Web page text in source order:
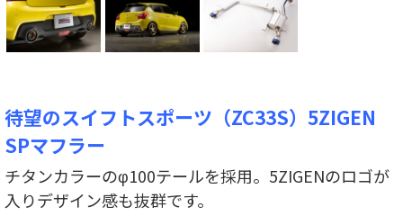
待望のスイフトスポーツ（ZC33S）5ZIGEN
SPマフラー
チタンカラーのφ100テールを採用。5ZIGENのロゴが
入りデザイン感も抜群です。